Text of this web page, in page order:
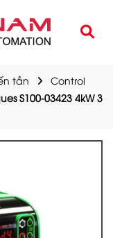
tần
Control
S100-03423 4kW 3